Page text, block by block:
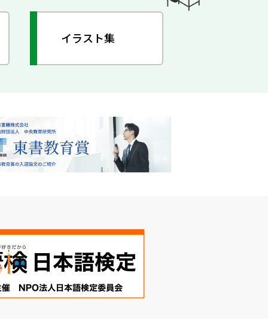
イラスト集